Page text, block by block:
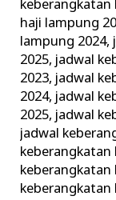
haji lampung
lampung 2024,
2025, jadwal
2023, jadwal
2024, jadwal
2025, jadwal
jadwal
keberangkatan
keberangkatan
keberangkatan